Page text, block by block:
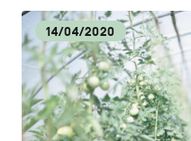
14/04/2020